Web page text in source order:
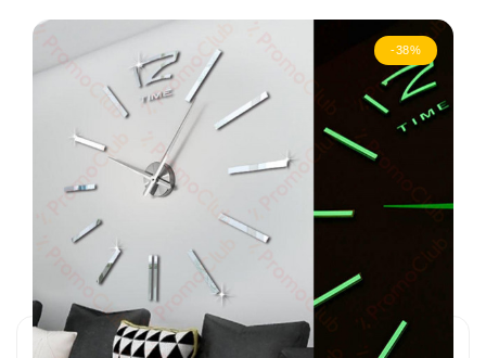
-38%